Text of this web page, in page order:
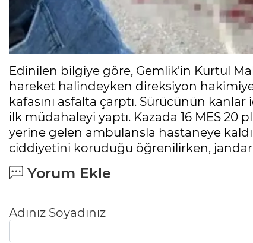
Edinilen bilgiye göre, Gemlik'in Kurtul
hareket halindeyken direksiyon
kafasını asfalta çarptı. Sürücünün
ilk müdahaleyi yaptı. Kazada 16 MES 20
yerine gelen ambulansla hastaneye
ciddiyetini koruduğu öğrenilirken,
Yorum Ekle
Adınız Soyadınız